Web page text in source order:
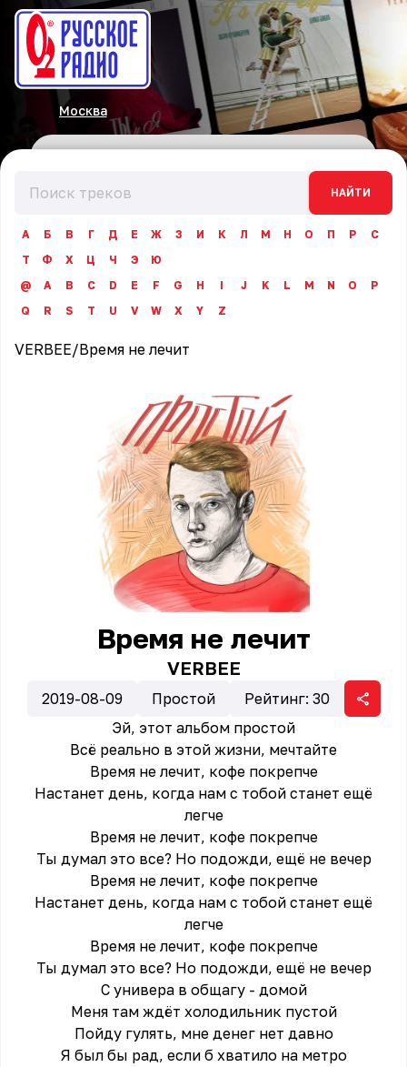
Москва
НАЙТИ
А Б В Г Д Е Ж З И К Л М Н О П Р
С
Т
Ф Х Ц Ч Э
Ю
@
A B C D E F G H I J K L M N O
P
Q
R S T U V W X Y Z
VERBEE/Время не лечит
Время не лечит
VERBEE
2019-08-09 Простой Рейтинг: 30
Эй, этот альбом простой
Всё реально в этой жизни, мечтайте
Время не лечит, кофе покрепче
Настанет день, когда нам с тобой станет ещё
легче
Время не лечит, кофе покрепче
Ты думал это все? Но подожди, ещё не вечер
Время не лечит, кофе покрепче
Настанет день, когда нам с тобой станет ещё
легче
Время не лечит, кофе покрепче
Ты думал это все? Но подожди, ещё не вечер
С универа в общагу - домой
Меня там ждёт холодильник пустой
Пойду гулять, мне денег нет давно
Я был бы рад, если б хватило на метро